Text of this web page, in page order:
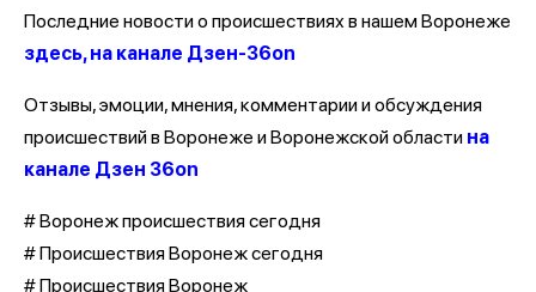
Последние новости о происшествиях в нашем Воронеже
здесь, на канале Дзен-36on
Отзывы, эмоции, мнения, комментарии и обсуждения
происшествий в Воронеже и Воронежской области на
канале Дзен 36on
# Воронеж происшествия сегодня
# Происшествия Воронеж сегодня
# Происшествия Воронеж